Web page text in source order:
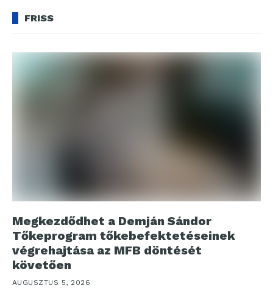
FRISS
Megkezdődhet a Demján Sándor
Tőkeprogram tőkebefektetéseinek
végrehajtása az MFB döntését
követően
AUGUSZTUS 5, 2026